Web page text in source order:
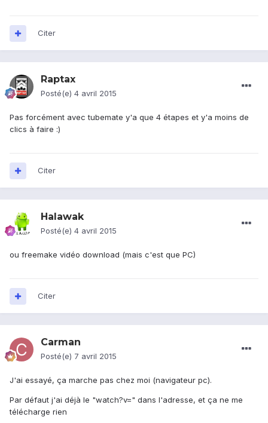
Citer
Raptax
Posté(e) 4 avril 2015
Pas forcément avec tubemate y'a que 4 étapes et y'a moins de
clics à faire :)
Citer
Halawak
Posté(e) 4 avril 2015
ou freemake vidéo download (mais c'est que PC)
Citer
Carman
Posté(e) 7 avril 2015
J'ai essayé, ça marche pas chez moi (navigateur pc).
Par défaut j'ai déjà le "watch?v=" dans l'adresse, et ça ne me
télécharge rien